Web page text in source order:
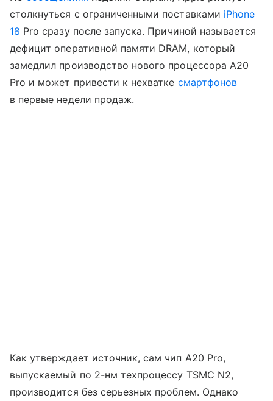
столкнуться с ограниченными поставками iPhone
18 Pro сразу после запуска. Причиной называется
дефицит оперативной памяти DRAM, который
замедлил производство нового процессора A20
Pro и может привести к нехватке смартфонов
в первые недели продаж.
Как утверждает источник, сам чип A20 Pro,
выпускаемый по 2-нм техпроцессу TSMC N2,
производится без серьезных проблем. Однако